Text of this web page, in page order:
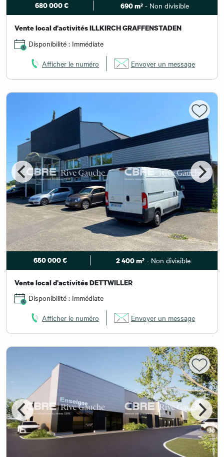
680 000 € 690 m² - Non divisible
Vente local d'activités ILLKIRCH GRAFFENSTADEN
Disponibilité : Immédiate
Afficher le numéro Envoyer un message
650 000 € 2 400 m² - Non divisible
Vente local d'activités DETTWILLER
Disponibilité : Immédiate
Afficher le numéro Envoyer un message